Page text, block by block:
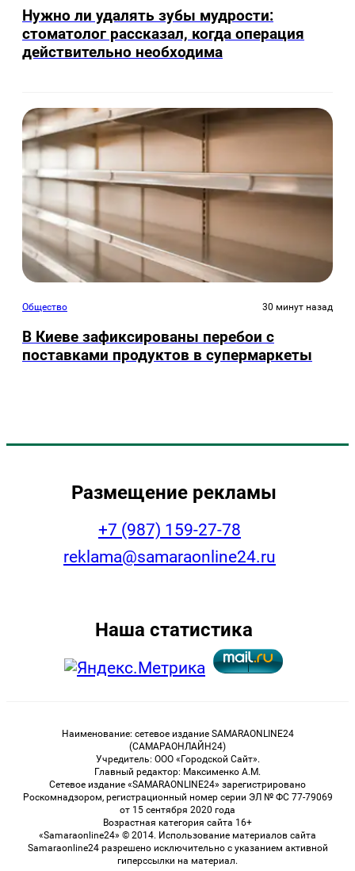
Нужно ли удалять зубы мудрости:
стоматолог рассказал, когда операция
действительно необходима
Общество 30 минут назад
В Киеве зафиксированы перебои с
поставками продуктов в супермаркеты
Размещение рекламы
+7 (987) 159-27-78
reklama@samaraonline24.ru
Наша статистика
Наименование: сетевое издание SAMARAONLINE24
(САМАРАОНЛАЙН24)
Учредитель: ООО «Городской Сайт».
Главный редактор: Максименко А.М.
Сетевое издание «SAMARAONLINE24» зарегистрировано
Роскомнадзором, регистрационный номер серии ЭЛ № ФС 77-79069
от 15 сентября 2020 года
Возрастная категория сайта 16+
«Samaraonline24» © 2014. Использование материалов сайта
Samaraonline24 разрешено исключительно с указанием активной
гиперссылки на материал.